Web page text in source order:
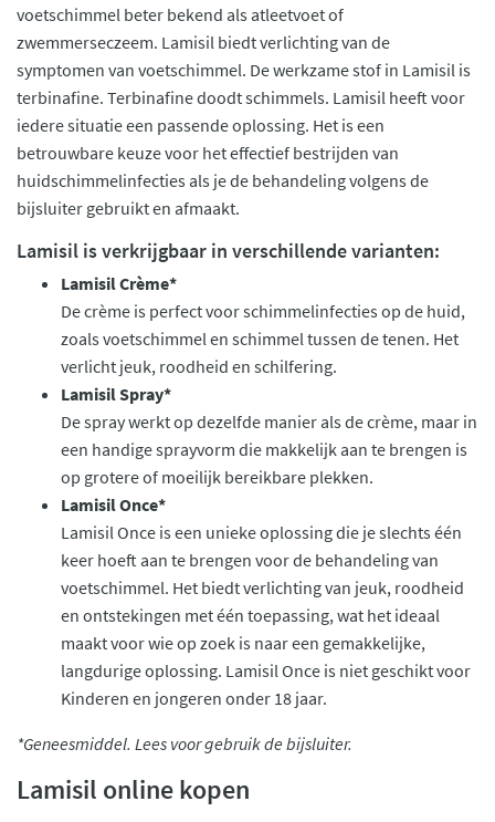
voetschimmel beter bekend als atleetvoet of
zwemmerseczeem. Lamisil biedt verlichting van de
symptomen van voetschimmel. De werkzame stof in Lamisil is
terbinafine. Terbinafine doodt schimmels. Lamisil heeft voor
iedere situatie een passende oplossing. Het is een
betrouwbare keuze voor het effectief bestrijden van
huidschimmelinfecties als je de behandeling volgens de
bijsluiter gebruikt en afmaakt.
Lamisil is verkrijgbaar in verschillende varianten:
Lamisil Crème*
De crème is perfect voor schimmelinfecties op de huid,
zoals voetschimmel en schimmel tussen de tenen. Het
verlicht jeuk, roodheid en schilfering.
Lamisil Spray*
De spray werkt op dezelfde manier als de crème, maar in
een handige sprayvorm die makkelijk aan te brengen is
op grotere of moeilijk bereikbare plekken.
Lamisil Once*
Lamisil Once is een unieke oplossing die je slechts één
keer hoeft aan te brengen voor de behandeling van
voetschimmel. Het biedt verlichting van jeuk, roodheid
en ontstekingen met één toepassing, wat het ideaal
maakt voor wie op zoek is naar een gemakkelijke,
langdurige oplossing. Lamisil Once is niet geschikt voor
Kinderen en jongeren onder 18 jaar.
*Geneesmiddel. Lees voor gebruik de bijsluiter.
Lamisil online kopen